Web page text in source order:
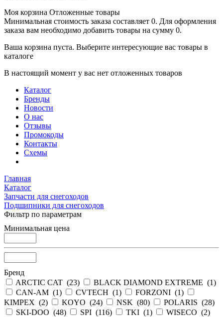
Моя корзина Отложенные товары
Минимальная стоимость заказа составляет 0. Для оформления
заказа вам необходимо добавить товары на сумму 0.
Ваша корзина пуста. Выберите интересующие вас товары в
каталоге
В настоящий момент у вас нет отложенных товаров
Каталог
Бренды
Новости
О нас
Отзывы
Промокоды
Контакты
Схемы
Главная
Каталог
Запчасти для снегоходов
Подшипники для снегоходов
Фильтр по параметрам
Минимальная цена
Бренд
ARCTIC CAT (23) BLACK DIAMOND EXTREME (1)
CAN-AM (1) CVTECH (1) FORZONI (1)
KIMPEX (2) KOYO (24) NSK (80) POLARIS (28)
SKI-DOO (48) SPI (116) TKI (1) WISECO (2)